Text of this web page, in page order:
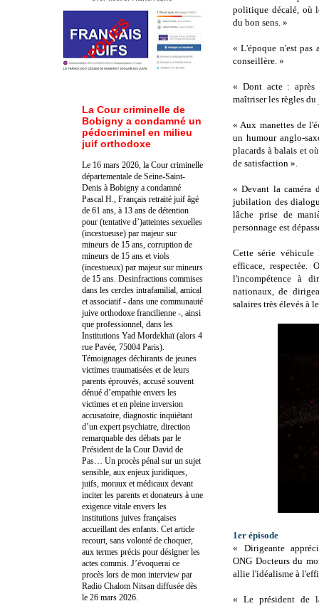
politique décalé, où
du bon sens. »
« L'époque n'est pas
conseillère. »
« Dont acte : après
maîtriser les règles
« Aux manettes de
un humour anglo-
placards à balais et
de satisfaction ».
« Devant la caméra
jubilation des
lâche prise de
personnage est
Cette série véhicule
efficace, respectée.
l'incompétence à
nationaux, de
salaires très élevés à
1er épisode
« Dirigeante
ONG Docteurs du
allie l'idéalisme à
« Le président de
La Cour criminelle de
Bobigny a condamné un
pédocriminel en milieu
juif orthodoxe
Le 16 mars 2026, la Cour criminelle
départementale de Seine-Saint-
Denis à Bobigny a condamné
Pascal H., Français retraité juif âgé
de 61 ans, à 13 ans de détention
pour (tentative d’)atteintes sexuelles
(incestueuse) par majeur sur
mineurs de 15 ans, corruption de
mineurs de 15 ans et viols
(incestueux) par majeur sur mineurs
de 15 ans. Desinfractions commises
dans les cercles intrafamilial, amical
et associatif - dans une communauté
juive orthodoxe francilienne -, ainsi
que professionnel, dans les
Institutions Yad Mordekhaï (alors 4
rue Pavée, 75004 Paris).
Témoignages déchirants de jeunes
victimes traumatisées et de leurs
parents éprouvés, accusé souvent
dénué d’empathie envers les
victimes et en pleine inversion
accusatoire, diagnostic inquiétant
d’un expert psychiatre, direction
remarquable des débats par le
Président de la Cour David de
Pas… Un procès pénal sur un sujet
sensible, aux enjeux juridiques,
juifs, moraux et médicaux devant
inciter les parents et donateurs à une
exigence vitale envers les
institutions juives françaises
accueillant des enfants. Cet article
recourt, sans volonté de choquer,
aux termes précis pour désigner les
actes commis. J’évoquerai ce
procès lors de mon interview par
Radio Chalom Nitsan diffusée dès
le 26 mars 2026.